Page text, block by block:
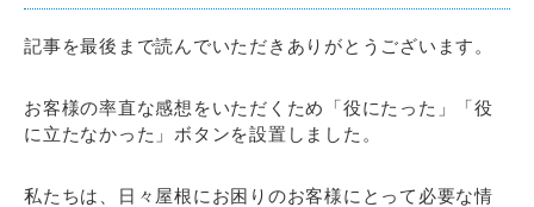
記事を最後まで読んでいただきありがとうございます。
お客様の率直な感想をいただくため「役にたった」「役
に立たなかった」ボタンを設置しました。
私たちは、日々屋根にお困りのお客様にとって必要な情